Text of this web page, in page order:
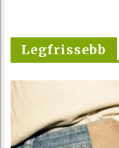
Legfrissebb